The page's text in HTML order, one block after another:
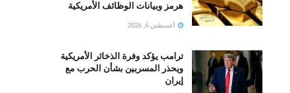
هرمز وبيانات الوظائف الأمريكية
أغسطس 6, 2026
ترامب يؤكد وفرة الذخائر الأمريكية
ويحذر المسربين بشأن الحرب مع
إيران